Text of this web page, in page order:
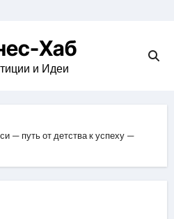
Хаб
и Идеи
— путь от детства к успеху —